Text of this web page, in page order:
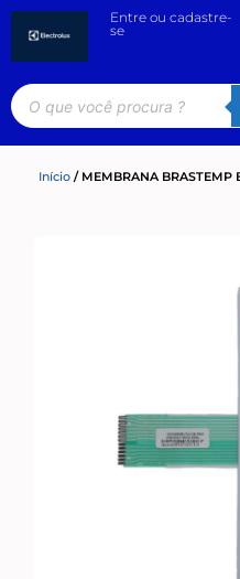
Entre ou cadastre-
se
Início / MEMBRANA BRASTEMP